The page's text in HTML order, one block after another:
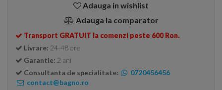
Adauga in wishlist
Adauga la comparator
Transport GRATUIT la comenzi peste 600 Ron.
Livrare: 24-48 ore
Garantie: 2 ani
Consultanta de specialitate:
0720456456
contact@bagno.ro